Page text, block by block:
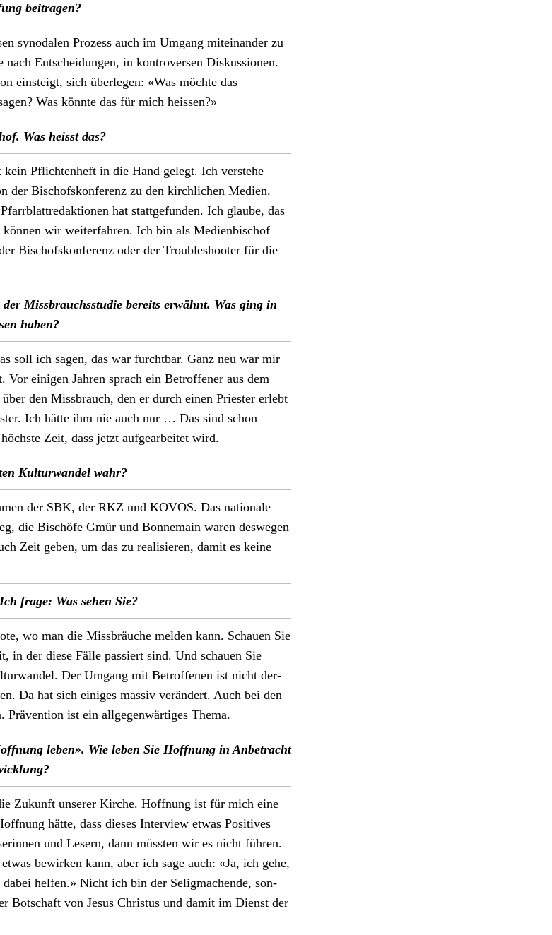
beitra­gen?
syn­odalen Prozess auch im Umgang miteinan­der zu
nach Entschei­dun­gen, in kon­tro­ver­sen Diskus­sio­nen.
ein­steigt, sich über­legen: «Was möchte das
Was kön­nte das für mich heis­sen?»
Was heisst das?
Pflicht­en­heft in die Hand gelegt. Ich ver­ste­he
der Bischof­skon­ferenz zu den kirch­lichen Medi­en.
hat stattge­fun­den. Ich glaube, das
wir weit­er­fahren. Ich bin als Medi­en­bischof
Bischof­skon­ferenz oder der Trou­bleshoot­er für die
Miss­brauchsstudie bere­its erwäh­nt. Was ging in
haben?
soll ich sagen, das war furcht­bar. Ganz neu war mir
Vor eini­gen Jahren sprach ein Betrof­fen­er aus dem
den Miss­brauch, den er durch einen Priester erlebt
Ich hätte ihm nie auch nur … Das sind schon
Zeit, dass jet­zt aufgear­beit­et wird.
Kul­tur­wan­del wahr?
der SBK, der RKZ und KOVOS. Das nationale
die Bis­chöfe Gmür und Bon­nemain waren deswe­gen
Zeit geben, um das zu real­isieren, damit es keine
frage: Was sehen Sie?
wo man die Miss­bräuche melden kann. Schauen Sie
in der diese Fälle passiert sind. Und schauen Sie
Der Umgang mit Betrof­fe­nen ist nicht der­
Da hat sich einiges mas­siv verän­dert. Auch bei den
Präven­tion ist ein all­ge­gen­wär­tiges The­ma.
leben». Wie leben Sie Hoff­nung in Anbe­tra­cht
Zukun­ft unser­er Kirche. Hoff­nung ist für mich eine
hätte, dass dieses Inter­view etwas Pos­i­tives
und Lesern, dann müssten wir es nicht führen.
bewirken kann, aber ich sage auch: «Ja, ich gehe,
dabei helfen.» Nicht ich bin der Selig­machende, son­
Botschaft von Jesus Chris­tus und damit im Dienst der